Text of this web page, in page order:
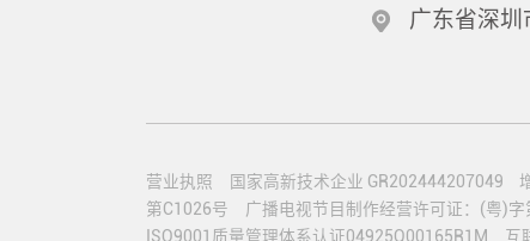
广东省深
营业执照 国家高新技术企业 GR202444207049
第C1026号
广播电视节目制作经营许可证：(粤)
ISO9001质量管理体系认证04925Q00165R1M
互